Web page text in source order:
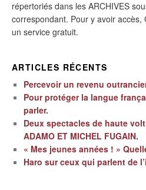
répertoriés dans les ARCHIVES
correspondant. Pour y avoir accès,
un service gratuit.
ARTICLES RÉCENTS
Percevoir un revenu
Pour protéger la langue
parler.
Deux spectacles de haute
ADAMO ET MICHEL FUGAIN.
« Mes jeunes années ! »
Haro sur ceux qui parlent de